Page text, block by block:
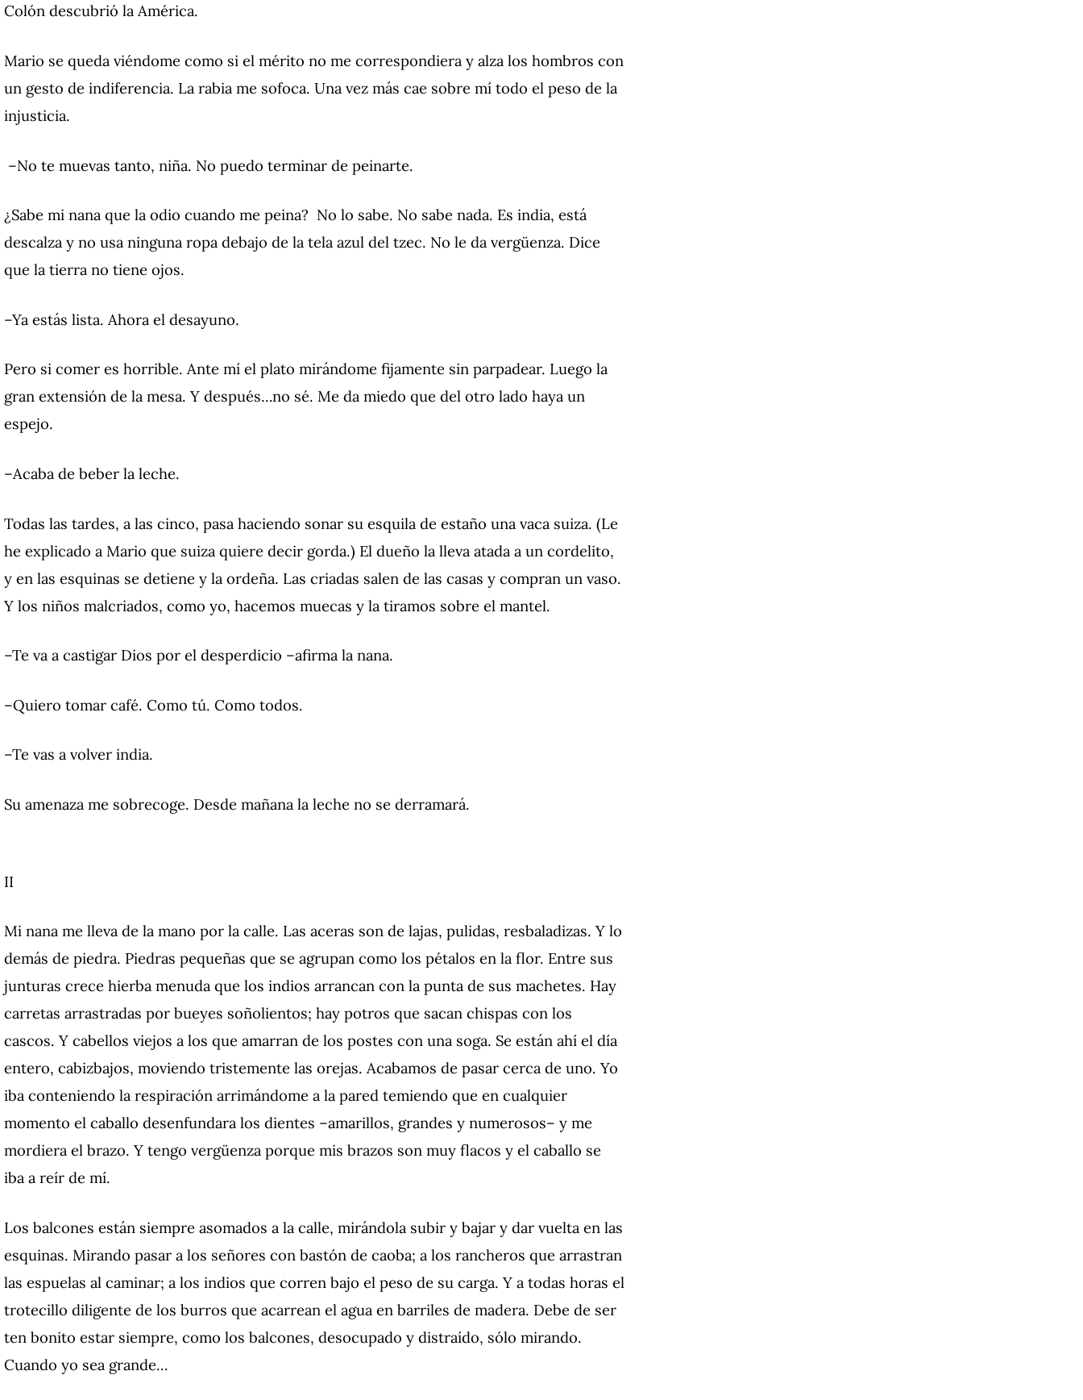
Colón descubrió la América.
Mario se queda viéndome como si el mérito no me correspondiera y alza los hombros con
un gesto de indiferencia. La rabia me sofoca. Una vez más cae sobre mí todo el peso de la
injusticia.
–No te muevas tanto, niña. No puedo terminar de peinarte.
¿Sabe mi nana que la odio cuando me peina? No lo sabe. No sabe nada. Es india, está
descalza y no usa ninguna ropa debajo de la tela azul del tzec. No le da vergüenza. Dice
que la tierra no tiene ojos.
–Ya estás lista. Ahora el desayuno.
Pero si comer es horrible. Ante mí el plato mirándome fijamente sin parpadear. Luego la
gran extensión de la mesa. Y después…no sé. Me da miedo que del otro lado haya un
espejo.
–Acaba de beber la leche.
Todas las tardes, a las cinco, pasa haciendo sonar su esquila de estaño una vaca suiza. (Le
he explicado a Mario que suiza quiere decir gorda.) El dueño la lleva atada a un cordelito,
y en las esquinas se detiene y la ordeña. Las criadas salen de las casas y compran un vaso.
Y los niños malcriados, como yo, hacemos muecas y la tiramos sobre el mantel.
–Te va a castigar Dios por el desperdicio –afirma la nana.
–Quiero tomar café. Como tú. Como todos.
–Te vas a volver india.
Su amenaza me sobrecoge. Desde mañana la leche no se derramará.
II
Mi nana me lleva de la mano por la calle. Las aceras son de lajas, pulidas, resbaladizas. Y lo
demás de piedra. Piedras pequeñas que se agrupan como los pétalos en la flor. Entre sus
junturas crece hierba menuda que los indios arrancan con la punta de sus machetes. Hay
carretas arrastradas por bueyes soñolientos; hay potros que sacan chispas con los
cascos. Y cabellos viejos a los que amarran de los postes con una soga. Se están ahí el día
entero, cabizbajos, moviendo tristemente las orejas. Acabamos de pasar cerca de uno. Yo
iba conteniendo la respiración arrimándome a la pared temiendo que en cualquier
momento el caballo desenfundara los dientes –amarillos, grandes y numerosos– y me
mordiera el brazo. Y tengo vergüenza porque mis brazos son muy flacos y el caballo se
iba a reír de mí.
Los balcones están siempre asomados a la calle, mirándola subir y bajar y dar vuelta en las
esquinas. Mirando pasar a los señores con bastón de caoba; a los rancheros que arrastran
las espuelas al caminar; a los indios que corren bajo el peso de su carga. Y a todas horas el
trotecillo diligente de los burros que acarrean el agua en barriles de madera. Debe de ser
ten bonito estar siempre, como los balcones, desocupado y distraído, sólo mirando.
Cuando yo sea grande…